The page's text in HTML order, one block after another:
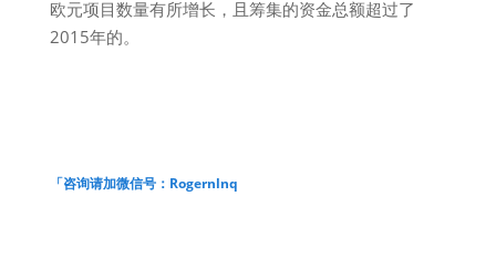
欧元项目数量有所增长，且筹集的资金总额超过了
2015年的。
「咨询请加微信号​： Rogernlnq